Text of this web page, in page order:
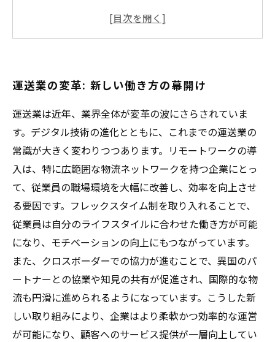
フレキシブルな勤務体制が開く新たな扉
未来に向けた運送業の新しいビジョン
働きやすさと顧客サービス向上の両立を目指し
て
運送業の変革: 新しい働き方の幕開け
運送業は近年、業界全体が変革の波にさらされていま
す。デジタル技術の進化とともに、これまでの運送業の
常識が大きく変わりつつあります。リモートワークの導
入は、特に広範囲な物流ネットワークを持つ企業にとっ
て、従業員の職場環境を大幅に改善し、効率を向上させ
る要因です。フレックスタイム制を取り入れることで、
従業員は自分のライフスタイルに合わせた働き方が可能
になり、モチベーションの向上にもつながっています。
また、クロスボーダーでの協力が進むことで、異国のパ
ートナーとの協業や知見の共有が促進され、国際的な物
流も円滑に進められるようになっています。こうした新
しい取り組みにより、企業はより柔軟かつ効率的な運営
が可能になり、顧客へのサービス提供が一層向上してい